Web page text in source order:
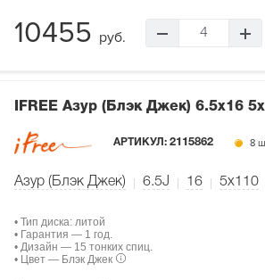
10455 руб. 4
IFREE Азур (Блэк Джек) 6.5x16
АРТИКУЛ: 2115862 8
Азур (Блэк Джек) 6.5J 16 5x110
• Тип диска: литой
• Гарантия — 1 год.
• Дизайн — 15 тонких спиц.
• Цвет — Блэк Джек